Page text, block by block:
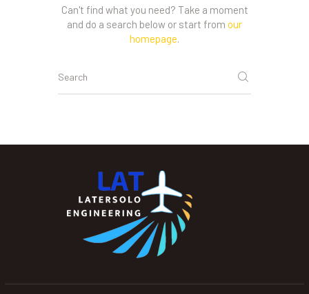
Can't find what you need? Take a moment
and do a search below or start from our
homepage.